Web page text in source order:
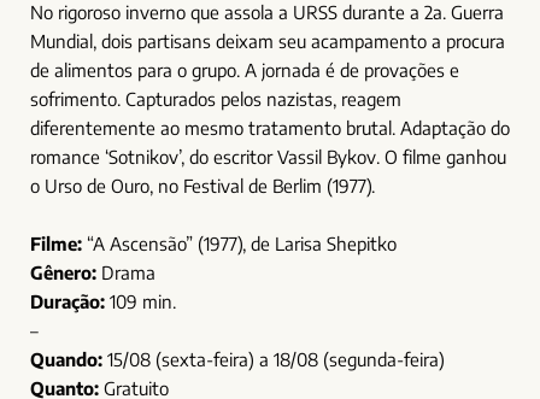
No rigoroso inverno que assola a URSS durante a 2a. Guerra
Mundial, dois partisans deixam seu acampamento a procura
de alimentos para o grupo. A jornada é de provações e
sofrimento. Capturados pelos nazistas, reagem
diferentemente ao mesmo tratamento brutal. Adaptação do
romance ‘Sotnikov’, do escritor Vassil Bykov. O filme ganhou
o Urso de Ouro, no Festival de Berlim (1977).
Filme: “A Ascensão” (1977), de Larisa Shepitko
Gênero: Drama
Duração: 109 min.
–
Quando: 15/08 (sexta-feira) a 18/08 (segunda-feira)
Quanto: Gratuito